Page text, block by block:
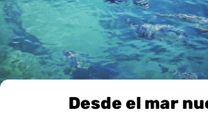
Desde el mar